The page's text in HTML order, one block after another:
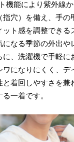
機能により紫外線か
穴）を備え、手の
ト感を調整できる
になる季節の外出や
、洗濯機で手軽に
ワになりにくく、デ
着回しやすさを兼
一着です。